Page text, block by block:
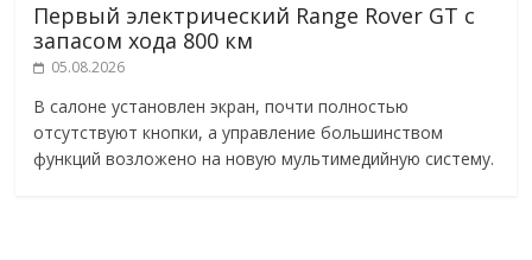
Первый электрический Range Rover GT с
запасом хода 800 км
05.08.2026
В салоне установлен экран, почти полностью
отсутствуют кнопки, а управление большинством
функций возложено на новую мультимедийную систему.